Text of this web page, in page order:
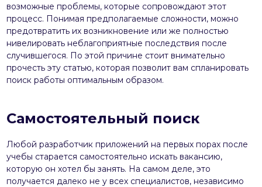
возможные проблемы, которые сопровождают этот
процесс. Понимая предполагаемые сложности, можно
предотвратить их возникновение или же полностью
нивелировать неблагоприятные последствия после
случившегося. По этой причине стоит внимательно
прочесть эту статью, которая позволит вам спланировать
поиск работы оптимальным образом.
Самостоятельный поиск
Любой разработчик приложений на первых порах после
учебы старается самостоятельно искать вакансию,
которую он хотел бы занять. На самом деле, это
получается далеко не у всех специалистов, независимо